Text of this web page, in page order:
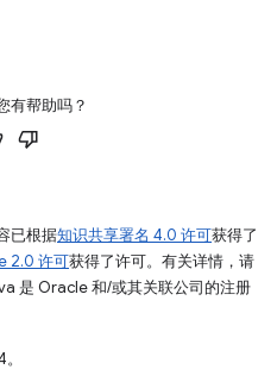
有帮助吗？
已根据知识共享署名 4.0 许可获得了
2.0 许可获得了许可。有关详情，请
是 Oracle 和/或其关联公司的注册